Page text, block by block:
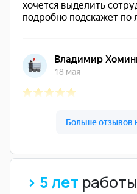
> 5 лет работы